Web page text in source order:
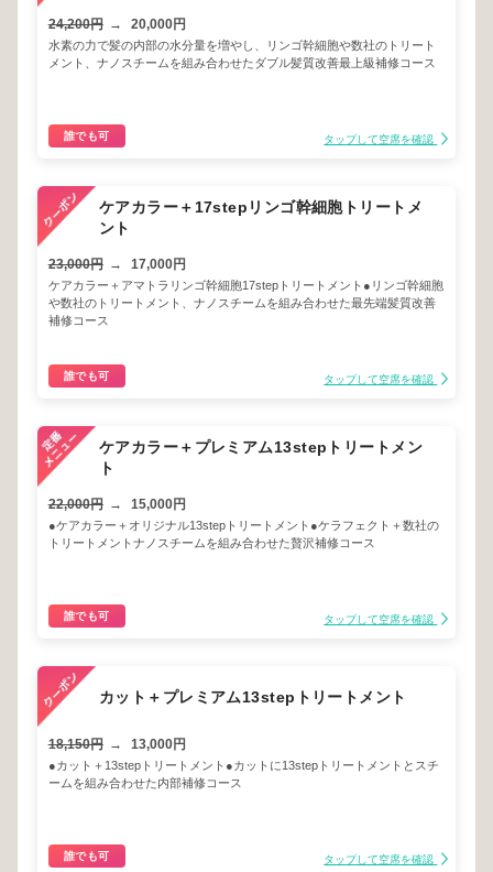
24,200円 → 20,000円
水素の力で髪の内部の水分量を増やし、リンゴ幹細胞や数社のトリート
メント、ナノスチームを組み合わせたダブル髪質改善最上級補修コース
誰でも可 タップして空席を確認
ケアカラー＋17stepリンゴ幹細胞トリートメ
ント
23,000円 → 17,000円
ケアカラー＋アマトラリンゴ幹細胞17stepトリートメント●リンゴ幹細胞
や数社のトリートメント、ナノスチームを組み合わせた最先端髪質改善
補修コース
誰でも可 タップして空席を確認
ケアカラー＋プレミアム13stepトリートメン
ト
22,000円 → 15,000円
●ケアカラー＋オリジナル13stepトリートメント●ケラフェクト＋数社の
トリートメントナノスチームを組み合わせた贅沢補修コース
誰でも可 タップして空席を確認
カット＋プレミアム13stepトリートメント
18,150円 → 13,000円
●カット＋13stepトリートメント●カットに13stepトリートメントとスチ
ームを組み合わせた内部補修コース
誰でも可 タップして空席を確認